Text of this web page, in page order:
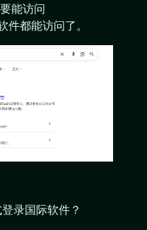
能访问
都能访问了。
录国际软件？